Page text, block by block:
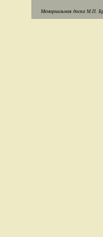
Мемориальная доска М.П.